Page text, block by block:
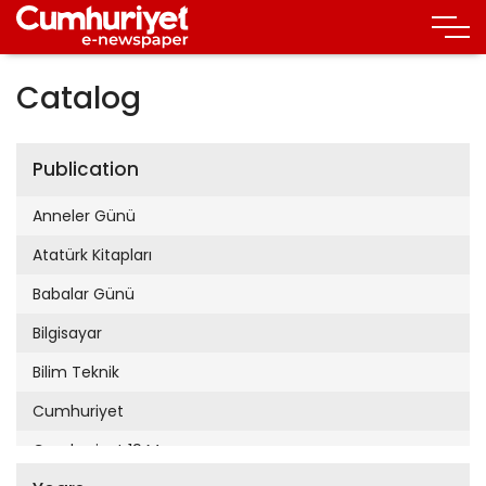
Catalog
Publication
Anneler Günü
Atatürk Kitapları
Babalar Günü
Bilgisayar
Bilim Teknik
Cumhuriyet
Cumhuriyet 19 Mayıs